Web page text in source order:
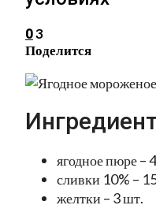
03
Поделится
ягодное пюре –
сливки 10% –
желтки – 3 шт.